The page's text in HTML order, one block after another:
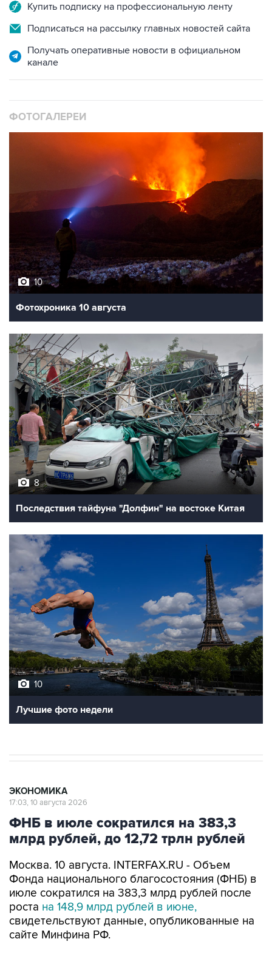
Купить подписку на профессиональную ленту
Подписаться на рассылку главных новостей сайта
Получать оперативные новости в официальном
канале
ФОТОГАЛЕРЕИ
10
Фотохроника 10 августа
8
Последствия тайфуна "Долфин" на востоке Китая
10
Лучшие фото недели
ЭКОНОМИКА
17:03, 10 августа 2026
ФНБ в июле сократился на 383,3
млрд рублей, до 12,72 трлн рублей
Москва. 10 августа. INTERFAX.RU - Объем
Фонда национального благосостояния (ФНБ) в
июле сократился на 383,3 млрд рублей после
роста на 148,9 млрд рублей в июне,
свидетельствуют данные, опубликованные на
сайте Минфина РФ.